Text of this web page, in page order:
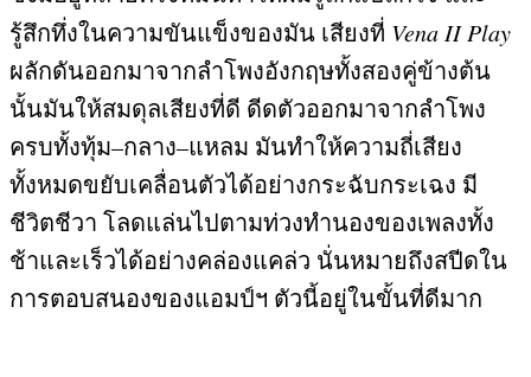
รู้สึกทึ่งในความขันแข็งของมัน เสียงที่ Vena II Play
ผลักดันออกมาจากลำโพงอังกฤษทั้งสองคู่ข้างต้น
นั้นมันให้สมดุลเสียงที่ดี ดีดตัวออกมาจากลำโพง
ครบทั้งทุ้ม–กลาง–แหลม มันทำให้ความถี่เสียง
ทั้งหมดขยับเคลื่อนตัวได้อย่างกระฉับกระเฉง มี
ชีวิตชีวา โลดแล่นไปตามท่วงทำนองของเพลงทั้ง
ช้าและเร็วได้อย่างคล่องแคล่ว นั่นหมายถึงสปีดใน
การตอบสนองของแอมป์ฯ ตัวนี้อยู่ในขั้นที่ดีมาก